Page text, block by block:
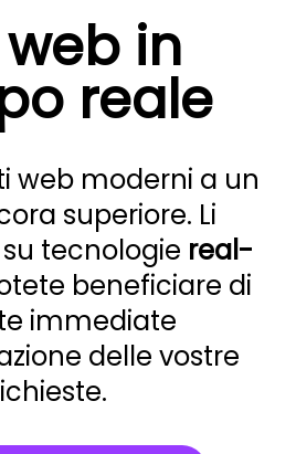
in
reale
web moderni a un
superiore. Li
tecnologie real-
beneficiare di
immediate
delle vostre